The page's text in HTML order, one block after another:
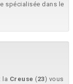
spécialisée dans le
la Creuse (23) vous